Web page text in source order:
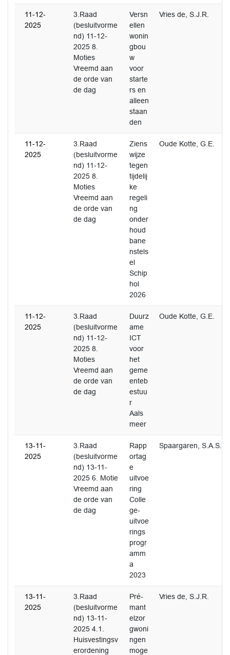
11-12-
2025
3.Raad
(besluitvorme
nd) 11-12-
2025 8.
Moties
Vreemd aan
de orde van
de dag
Versn
ellen
wonin
gbou
w
voor
starte
rs en
alleen
staan
den
Vries de, S.J.R.
11-12-
2025
3.Raad
(besluitvorme
nd) 11-12-
2025 8.
Moties
Vreemd aan
de orde van
de dag
Ziens
wijze
tegen
tijdelij
ke
regeli
ng
onder
houd
bane
nstels
el
Schip
hol
2026
Oude Kotte, G.E.
11-12-
2025
3.Raad
(besluitvorme
nd) 11-12-
2025 8.
Moties
Vreemd aan
de orde van
de dag
Duurz
ame
ICT
voor
het
geme
enteb
estuu
r
Aals
meer
Oude Kotte, G.E.
13-11-
2025
3.Raad
(besluitvorme
nd) 13-11-
2025 6. Motie
Vreemd aan
de orde van
de dag
Rapp
ortag
e
uitvoe
ring
Colle
ge-
uitvoe
rings
progr
amm
a
2023
Spaargaren, S.A.S.
13-11-
2025
3.Raad
(besluitvorme
nd) 13-11-
2025 4.1.
Huisvestingsv
erordening
Pré-
mant
elzor
gwoni
ngen
moge
Vries de, S.J.R.